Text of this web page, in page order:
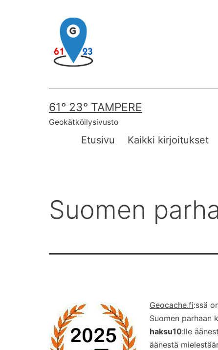
61° 23° TAMPERE
Geokätköilysivusto
Etusivu Kaikki kirjoitukset
Suomen
Geocache.fi:ssä
Suomen parhaan
haksu10:lle
äänestä